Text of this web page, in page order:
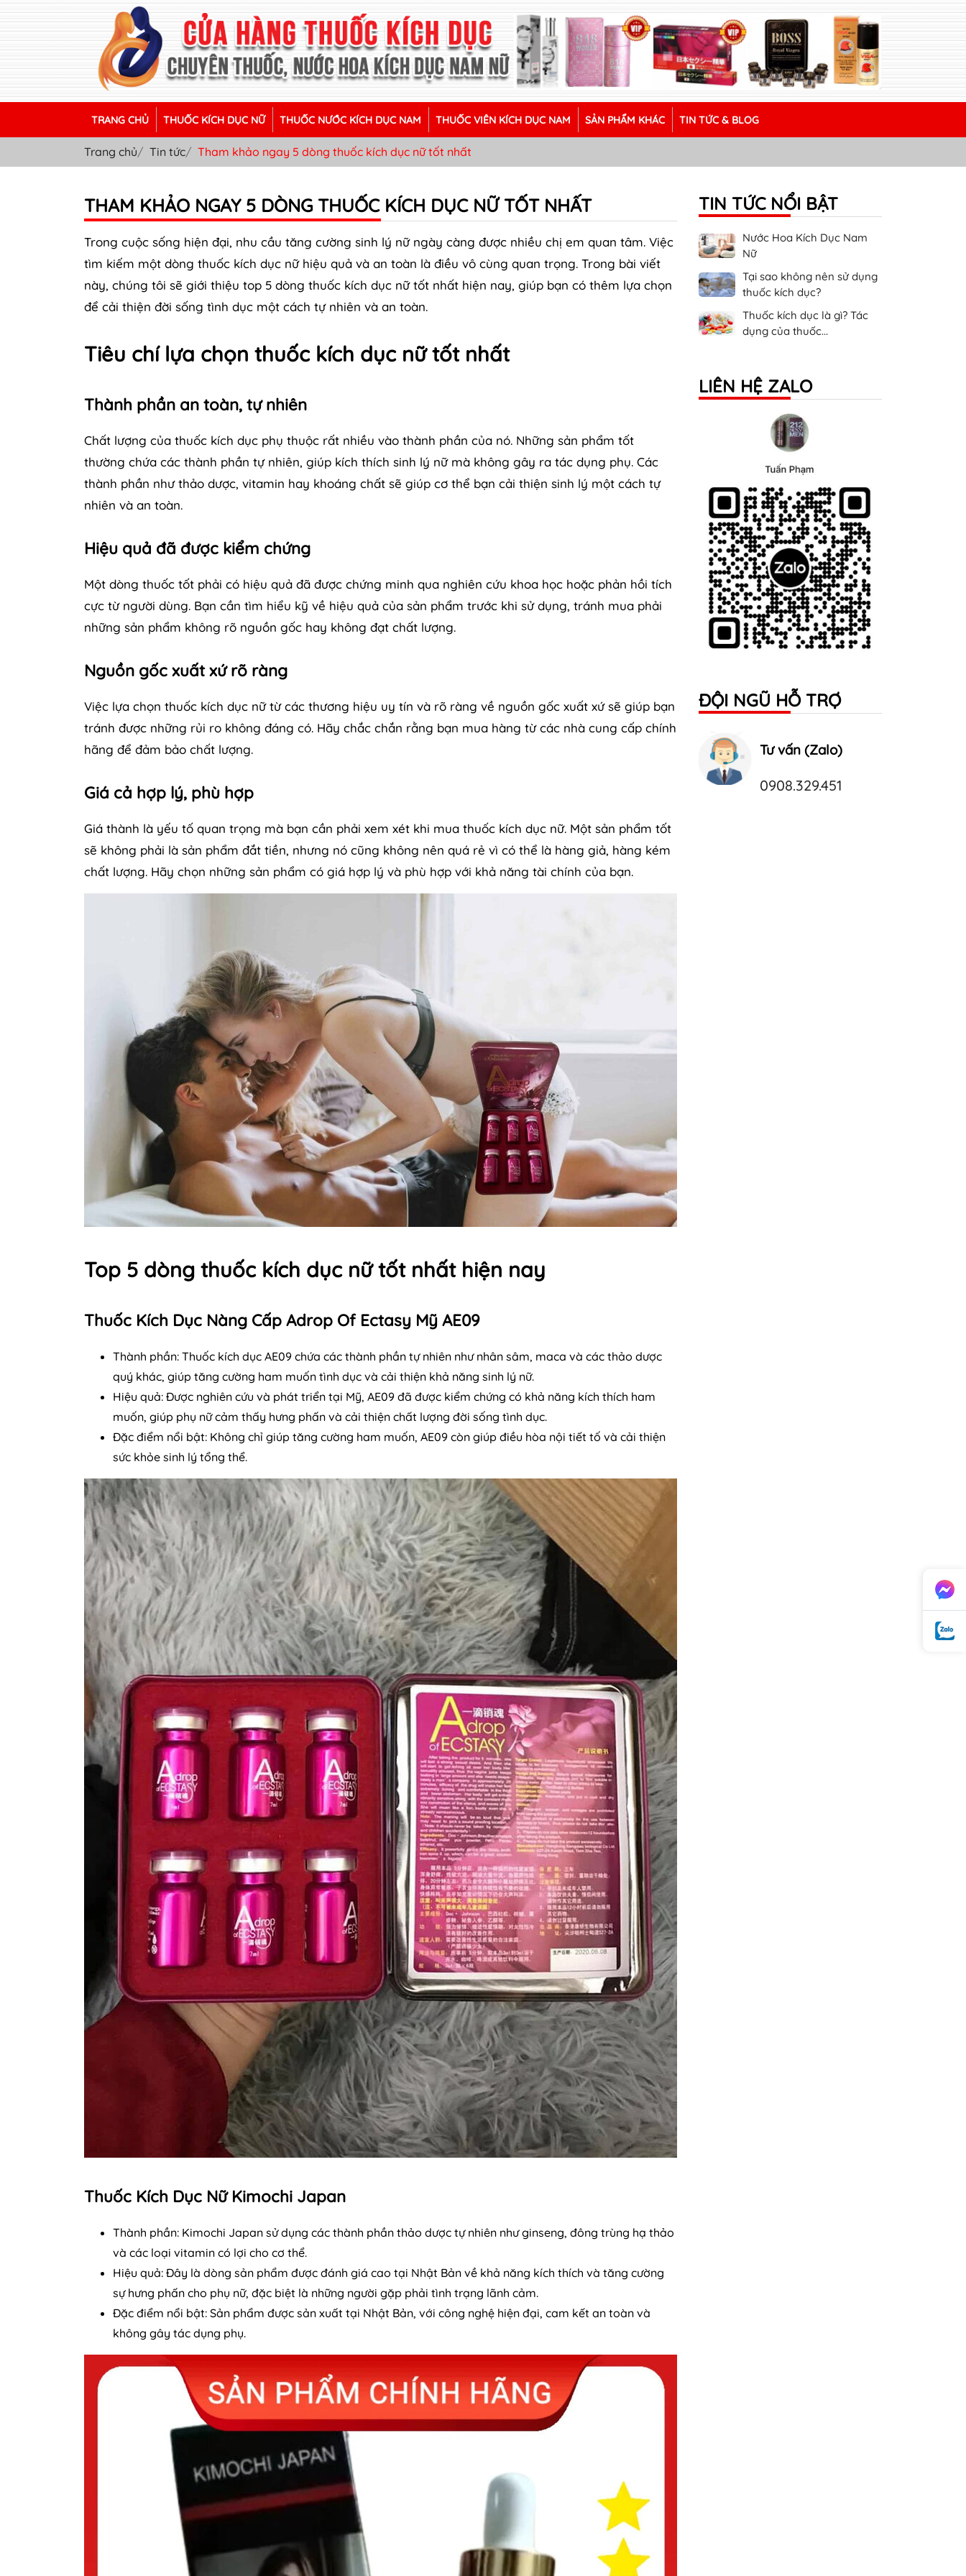
TRANG CHỦ THUỐC KÍCH DỤC NỮ THUỐC NƯỚC KÍCH DỤC NAM THUỐC VIÊN KÍCH DỤC NAM SẢN PHẨM KHÁC TIN TỨC & BLOG
Trang chủ Tin tức Tham khảo ngay 5 dòng thuốc kích dục nữ tốt nhất
THAM KHẢO NGAY 5 DÒNG THUỐC KÍCH DỤC NỮ TỐT NHẤT
Trong cuộc sống hiện đại, nhu cầu tăng cường sinh lý nữ ngày càng được nhiều chị em quan tâm. Việc
tìm kiếm một dòng thuốc kích dục nữ hiệu quả và an toàn là điều vô cùng quan trọng. Trong bài viết
này, chúng tôi sẽ giới thiệu top 5 dòng thuốc kích dục nữ tốt nhất hiện nay, giúp bạn có thêm lựa chọn
để cải thiện đời sống tình dục một cách tự nhiên và an toàn.
Tiêu chí lựa chọn thuốc kích dục nữ tốt nhất
Thành phần an toàn, tự nhiên
Chất lượng của thuốc kích dục phụ thuộc rất nhiều vào thành phần của nó. Những sản phẩm tốt
thường chứa các thành phần tự nhiên, giúp kích thích sinh lý nữ mà không gây ra tác dụng phụ. Các
thành phần như thảo dược, vitamin hay khoáng chất sẽ giúp cơ thể bạn cải thiện sinh lý một cách tự
nhiên và an toàn.
Hiệu quả đã được kiểm chứng
Một dòng thuốc tốt phải có hiệu quả đã được chứng minh qua nghiên cứu khoa học hoặc phản hồi tích
cực từ người dùng. Bạn cần tìm hiểu kỹ về hiệu quả của sản phẩm trước khi sử dụng, tránh mua phải
những sản phẩm không rõ nguồn gốc hay không đạt chất lượng.
Nguồn gốc xuất xứ rõ ràng
Việc lựa chọn thuốc kích dục nữ từ các thương hiệu uy tín và rõ ràng về nguồn gốc xuất xứ sẽ giúp bạn
tránh được những rủi ro không đáng có. Hãy chắc chắn rằng bạn mua hàng từ các nhà cung cấp chính
hãng để đảm bảo chất lượng.
Giá cả hợp lý, phù hợp
Giá thành là yếu tố quan trọng mà bạn cần phải xem xét khi mua thuốc kích dục nữ. Một sản phẩm tốt
sẽ không phải là sản phẩm đắt tiền, nhưng nó cũng không nên quá rẻ vì có thể là hàng giả, hàng kém
chất lượng. Hãy chọn những sản phẩm có giá hợp lý và phù hợp với khả năng tài chính của bạn.
Top 5 dòng thuốc kích dục nữ tốt nhất hiện nay
Thuốc Kích Dục Nàng Cấp Adrop Of Ectasy Mỹ AE09
Thành phần: Thuốc kích dục AE09 chứa các thành phần tự nhiên như nhân sâm, maca và các thảo dược
quý khác, giúp tăng cường ham muốn tình dục và cải thiện khả năng sinh lý nữ.
Hiệu quả: Được nghiên cứu và phát triển tại Mỹ, AE09 đã được kiểm chứng có khả năng kích thích ham
muốn, giúp phụ nữ cảm thấy hưng phấn và cải thiện chất lượng đời sống tình dục.
Đặc điểm nổi bật: Không chỉ giúp tăng cường ham muốn, AE09 còn giúp điều hòa nội tiết tố và cải thiện
sức khỏe sinh lý tổng thể.
Thuốc Kích Dục Nữ Kimochi Japan
Thành phần: Kimochi Japan sử dụng các thành phần thảo dược tự nhiên như ginseng, đông trùng hạ thảo
và các loại vitamin có lợi cho cơ thể.
Hiệu quả: Đây là dòng sản phẩm được đánh giá cao tại Nhật Bản về khả năng kích thích và tăng cường
sự hưng phấn cho phụ nữ, đặc biệt là những người gặp phải tình trạng lãnh cảm.
Đặc điểm nổi bật: Sản phẩm được sản xuất tại Nhật Bản, với công nghệ hiện đại, cam kết an toàn và
không gây tác dụng phụ.
TIN TỨC NỔI BẬT
Nước Hoa Kích Dục Nam
Nữ
Tại sao không nên sử dụng
thuốc kích dục?
Thuốc kích dục là gì? Tác
dụng của thuốc...
LIÊN HỆ ZALO
ĐỘI NGŨ HỖ TRỢ
Tư vấn (Zalo)
0908.329.451